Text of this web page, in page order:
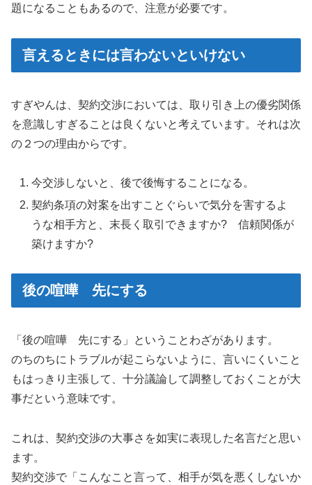
題になることもあるので、注意が必要です。
言えるときには言わないといけない
すぎやんは、契約交渉においては、取り引き上の優劣関係
を意識しすぎることは良くないと考えています。それは次
の２つの理由からです。
今交渉しないと、後で後悔することになる。
契約条項の対案を出すことぐらいで気分を害するよ
うな相手方と、末長く取引できますか? 信頼関係が
築けますか?
後の喧嘩 先にする
「後の喧嘩 先にする」ということわざがあります。
のちのちにトラブルが起こらないように、言いにくいこと
もはっきり主張して、十分議論して調整しておくことが大
事だという意味です。
これは、契約交渉の大事さを如実に表現した名言だと思い
ます。
契約交渉で「こんなこと言って、相手が気を悪くしないか